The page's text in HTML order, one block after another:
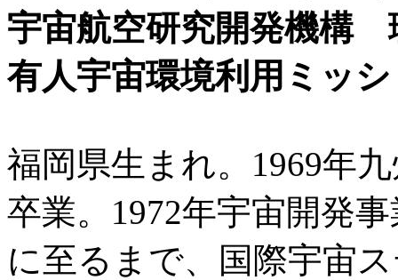
宇宙航空研究開発機構
有人宇宙環境利用ミッ
福岡県生まれ。1969年
卒業。1972年宇宙開発
に至るまで、国際宇宙